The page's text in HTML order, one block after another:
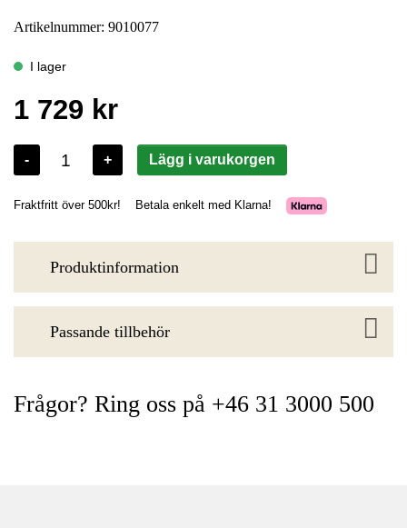
Artikelnummer: 9010077
Produktinformation
Passande tillbehör
Frågor? Ring oss på +46 31 3000 500